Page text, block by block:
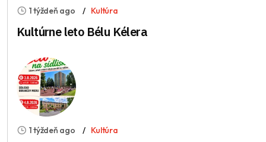
1 týždeň ago Kultúra
Kultúrne leto Bélu Kélera
1 týždeň ago Kultúra